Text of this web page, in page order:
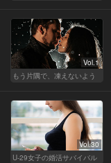
Vol.1
もう片隅で、凍えないよう
Vol.30
U-29女子の婚活サバイバル